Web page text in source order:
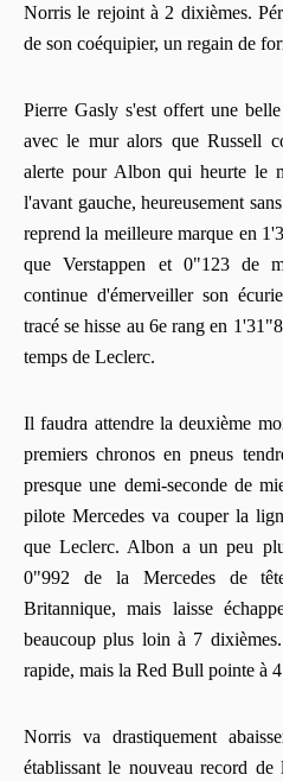
Norris le rejoint à 2 dixièmes.
de son coéquipier, un regain de
Pierre Gasly s'est offert une
avec le mur alors que Russell
alerte pour Albon qui heurte le
l'avant gauche, heureusement
reprend la meilleure marque en
que Verstappen et 0"123 de
continue d'émerveiller son
tracé se hisse au 6e rang en
temps de Leclerc.
Il faudra attendre la deuxième
premiers chronos en pneus
presque une demi-seconde de
pilote Mercedes va couper la
que Leclerc. Albon a un peu
0"992 de la Mercedes de
Britannique, mais laisse
beaucoup plus loin à 7
rapide, mais la Red Bull pointe à
Norris va drastiquement
établissant le nouveau record